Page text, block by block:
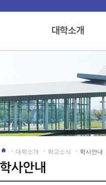
대학소개 학교소식 학사안내